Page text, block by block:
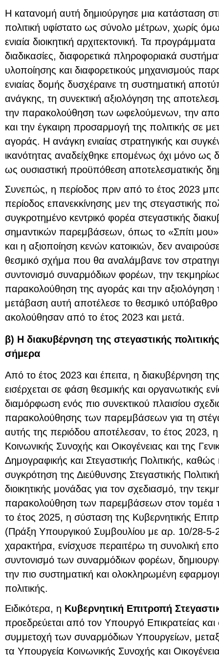
Η κατανομή αυτή δημιούργησε μια κατάσταση
πολιτική υφίστατο ως σύνολο μέτρων, χωρίς
ενιαία διοικητική αρχιτεκτονική. Τα
διαδικασίες, διαφορετικά πληροφοριακά
υλοποίησης και διαφορετικούς μηχανισμούς
ενιαίας δομής δυσχέραινε τη συστηματική
ανάγκης, τη συνεκτική αξιολόγηση της
την παρακολούθηση των ωφελούμενων, την
και την έγκαιρη προσαρμογή της πολιτικής σε
αγοράς. Η ανάγκη ενιαίας στρατηγικής και
ικανότητας αναδείχθηκε επομένως όχι μόνο ως
ως ουσιαστική προϋπόθεση αποτελεσματικής
Συνεπώς, η περίοδος πριν από το έτος 2023
περίοδος επανεκκίνησης μεν της στεγαστικής
συγκροτημένο κεντρικό φορέα στεγαστικής
σημαντικών παρεμβάσεων, όπως το «Σπίτι
και η αξιοποίηση κενών κατοικιών, δεν
θεσμικό σχήμα που θα αναλάμβανε τον
συντονισμό συναρμόδιων φορέων, την
παρακολούθηση της αγοράς και την
μετάβαση αυτή αποτέλεσε το θεσμικό υπόβαθρο
ακολούθησαν από το έτος 2023 και μετά.
β) Η διακυβέρνηση της στεγαστικής
σήμερα
Από το έτος 2023 και έπειτα, η διακυβέρνηση της
εισέρχεται σε φάση θεσμικής και οργανωτικής
διαμόρφωση ενός πιο συνεκτικού πλαισίου
παρακολούθησης των παρεμβάσεων για τη
αυτής της περιόδου αποτέλεσαν, το έτος 2023,
Κοινωνικής Συνοχής και Οικογένειας και της
Δημογραφικής και Στεγαστικής Πολιτικής,
συγκρότηση της Διεύθυνσης Στεγαστικής
διοικητικής μονάδας για τον σχεδιασμό, την
παρακολούθηση των παρεμβάσεων στον τομέα
το έτος 2025, η σύσταση της Κυβερνητικής
(Πράξη Υπουργικού Συμβουλίου με αρ. 10/28-5-
χαρακτήρα, ενίσχυσε περαιτέρω τη συνολική
συντονισμό των συναρμόδιων φορέων,
την πιο συστηματική και ολοκληρωμένη
πολιτικής.
Ειδικότερα, η Κυβερνητική Επιτροπή
προεδρεύεται από τον Υπουργό Επικρατείας και
συμμετοχή των συναρμόδιων Υπουργείων,
τα Υπουργεία Κοινωνικής Συνοχής και